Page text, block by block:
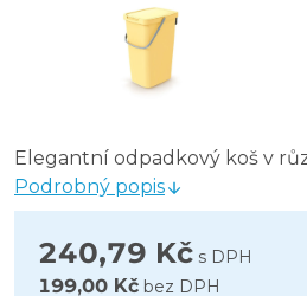
Elegantní odpadkový koš v
Podrobný popis
240,79 Kč s DPH
199,00 Kč bez DPH